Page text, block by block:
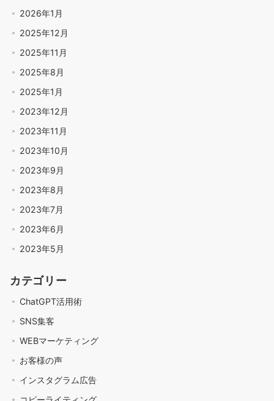
2026年1月
2025年12月
2025年11月
2025年8月
2025年1月
2023年12月
2023年11月
2023年10月
2023年9月
2023年8月
2023年7月
2023年6月
2023年5月
カテゴリー
ChatGPT活用術
SNS集客
WEBマーケティング
お客様の声
インスタグラム広告